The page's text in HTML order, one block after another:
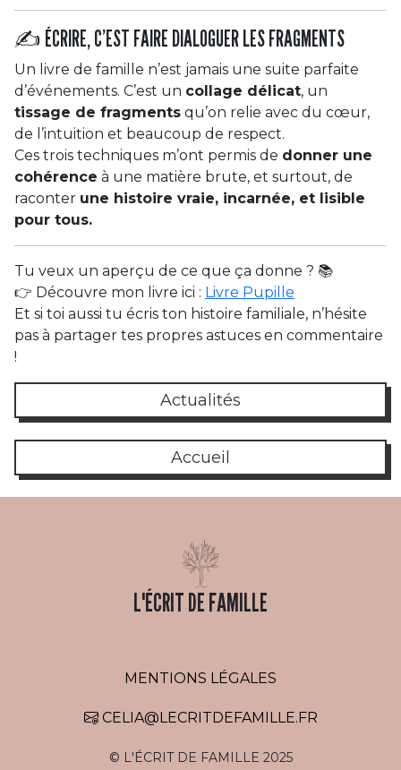
✍️ ÉCRIRE, C’EST FAIRE DIALOGUER LES FRAGMENTS
Un livre de famille n’est jamais une suite parfaite
d’événements. C’est un collage délicat, un
tissage de fragments qu’on relie avec du cœur,
de l’intuition et beaucoup de respect.
Ces trois techniques m’ont permis de donner une
cohérence à une matière brute, et surtout, de
raconter une histoire vraie, incarnée, et lisible
pour tous.
Tu veux un aperçu de ce que ça donne ? 📚
👉 Découvre mon livre ici : Livre Pupille
Et si toi aussi tu écris ton histoire familiale, n’hésite
pas à partager tes propres astuces en commentaire
!
Actualités
Accueil
L'ÉCRIT DE FAMILLE
MENTIONS LÉGALES
CELIA@LECRITDEFAMILLE.FR
© L'ÉCRIT DE FAMILLE 2025